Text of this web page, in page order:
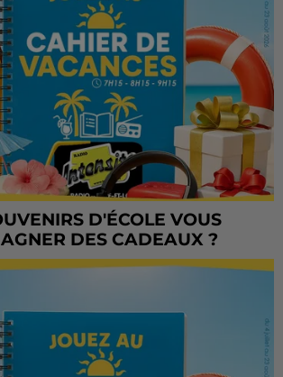
D'ÉCOLE VOUS
DES CADEAUX ?